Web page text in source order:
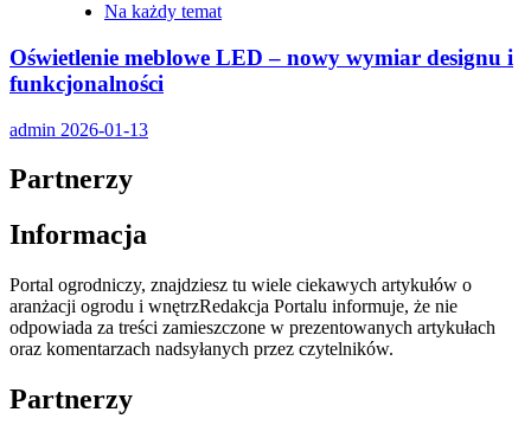
Na każdy temat
Oświetlenie meblowe LED – nowy wymiar designu i
funkcjonalności
admin 2026-01-13
Partnerzy
Informacja
Portal ogrodniczy, znajdziesz tu wiele ciekawych artykułów o
aranżacji ogrodu i wnętrzRedakcja Portalu informuje, że nie
odpowiada za treści zamieszczone w prezentowanych artykułach
oraz komentarzach nadsyłanych przez czytelników.
Partnerzy